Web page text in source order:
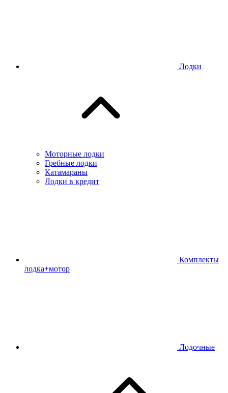
Лодки
Моторные лодки
Гребные лодки
Катамараны
Лодки в кредит
Комплекты
лодка+мотор
Лодочные